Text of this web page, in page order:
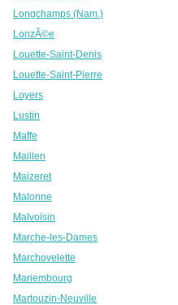
Longchamps (Nam.)
LonzÃ©e
Louette-Saint-Denis
Louette-Saint-Pierre
Loyers
Lustin
Maffe
Maillen
Maizeret
Malonne
Malvoisin
Marche-les-Dames
Marchovelette
Mariembourg
Martouzin-Neuville